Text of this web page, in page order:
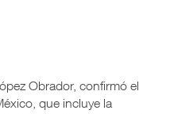
Obrador, confirmó el
que incluye la